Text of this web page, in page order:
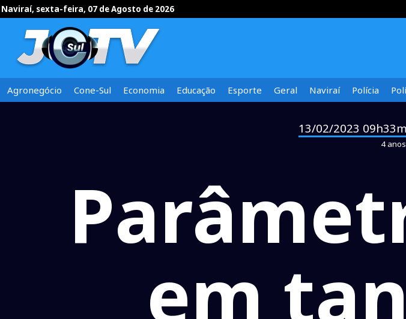
Naviraí, sexta-feira, 07 de Agosto de 2026
Agronegócio Cone-Sul Economia Educação Esporte Geral Naviraí Polícia
13/02/2023
4
em